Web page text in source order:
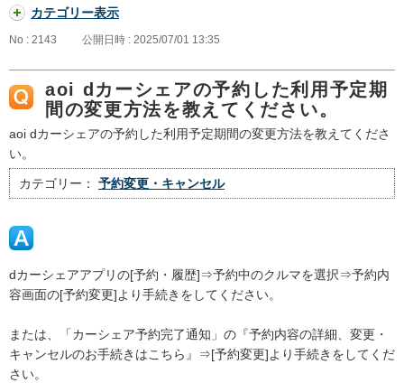
カテゴリー表示
No : 2143 公開日時 : 2025/07/01 13:35
aoi dカーシェアの予約した利用予定期
間の変更方法を教えてください。
aoi dカーシェアの予約した利用予定期間の変更方法を教えてくださ
い。
カテゴリー： 予約変更・キャンセル
dカーシェアアプリの[予約・履歴]⇒予約中のクルマを選択⇒予約内
容画面の[予約変更]より手続きをしてください。
または、「カーシェア予約完了通知」の『予約内容の詳細、変更・
キャンセルのお手続きはこちら』⇒[予約変更]より手続きをしてくだ
さい。